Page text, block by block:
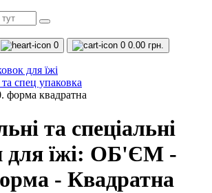
0 0 0.00 грн.
для їжі
спец упаковка
форма квадратна
та спеціальні
для їжі: ОБ'ЄМ -
- Квадратна